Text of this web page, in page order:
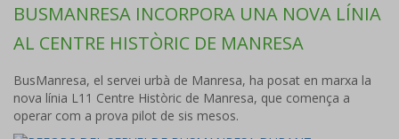
BUSMANRESA INCORPORA UNA NOVA LÍNIA
AL CENTRE HISTÒRIC DE MANRESA
BusManresa, el servei urbà de Manresa, ha posat en marxa la
nova línia L11 Centre Històric de Manresa, que comença a
operar com a prova pilot de sis mesos.